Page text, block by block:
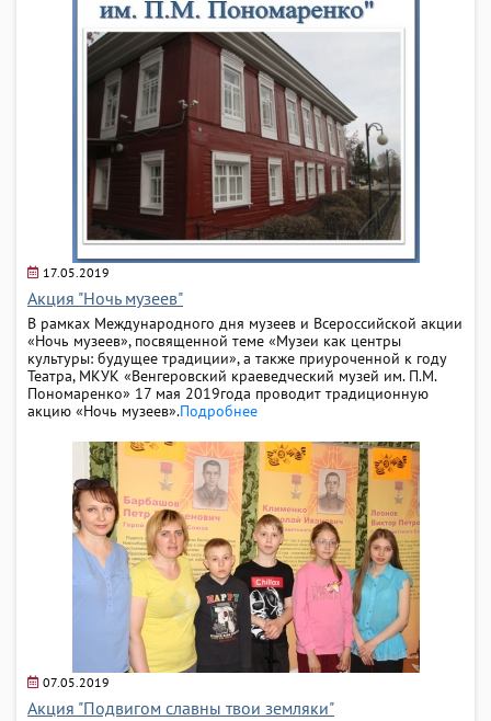
17.05.2019
Акция "Ночь музеев"
В рамках Международного дня музеев и Всероссийской акции
«Ночь музеев», посвященной теме «Музеи как центры
культуры: будущее традиции», а также приуроченной к году
Театра, МКУК «Венгеровский краеведческий музей им. П.М.
Пономаренко» 17 мая 2019года проводит традиционную
акцию «Ночь музеев».Подробнее
07.05.2019
Акция "Подвигом славны твои земляки"